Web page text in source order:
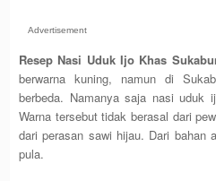
Advertisement
Resep Nasi Uduk Ijo Khas
berwarna kuning, namun di
berbeda. Namanya saja nasi uduk
Warna tersebut tidak berasal dari
dari perasan sawi hijau. Dari bahan
pula.